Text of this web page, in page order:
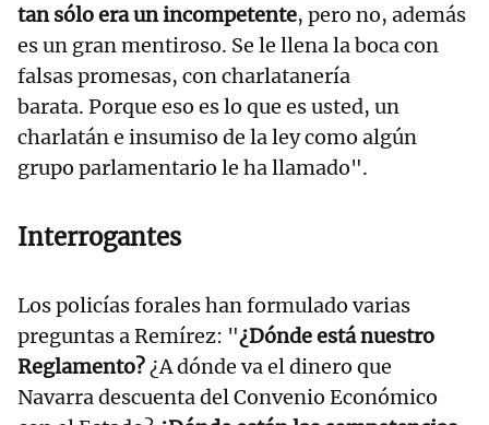
tan sólo era un incompetente, pero no, además
es un gran mentiroso. Se le llena la boca con
falsas promesas, con charlatanería
barata. Porque eso es lo que es usted, un
charlatán e insumiso de la ley como algún
grupo parlamentario le ha llamado".
Interrogantes
Los policías forales han formulado varias
preguntas a Remírez: "¿Dónde está nuestro
Reglamento?¿A dónde va el dinero que
Navarra descuenta del Convenio Económico